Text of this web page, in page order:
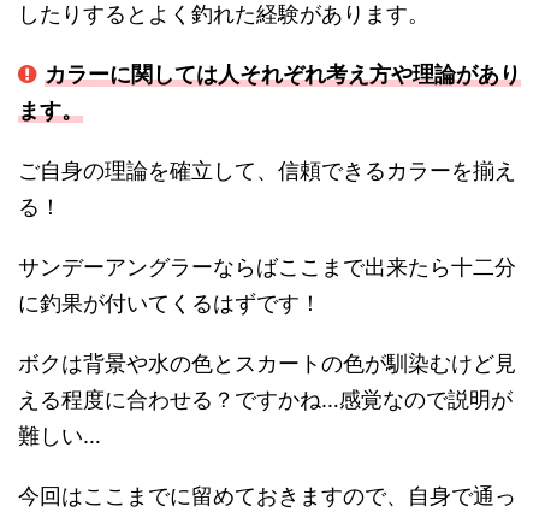
したりするとよく釣れた経験があります。
カラーに関しては人それぞれ考え方や理論があり
ます。
ご自身の理論を確立して、信頼できるカラーを揃え
る！
サンデーアングラーならばここまで出来たら十二分
に釣果が付いてくるはずです！
ボクは背景や水の色とスカートの色が馴染むけど見
える程度に合わせる？ですかね…感覚なので説明が
難しい…
今回はここまでに留めておきますので、自身で通っ